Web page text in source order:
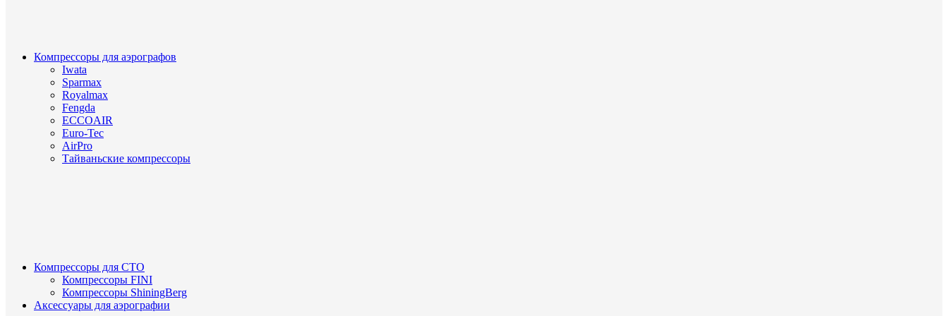
Компрессоры для аэрографов
Iwata
Sparmax
Royalmax
Fengda
ECCOAIR
Euro-Tec
AirPro
Тайваньские компрессоры
Компрессоры для СТО
Компрессоры FINI
Компрессоры ShiningBerg
Аксессуары для аэрографии